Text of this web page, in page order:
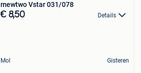
mewtwo Vstar 031/078
€ 8,50 Details
Mol Gisteren